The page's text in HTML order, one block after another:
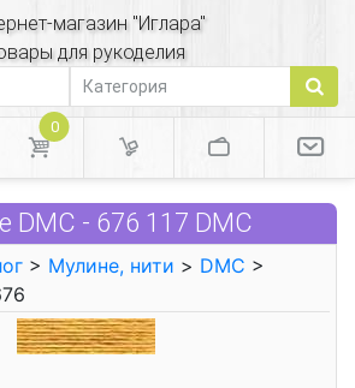
магазин "Иглара"
для рукоделия
0
DMC - 676 117 DMC
> Мулине, нити > DMC >